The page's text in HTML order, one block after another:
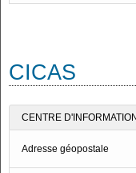
CICAS
CENTRE
Adresse géopostale